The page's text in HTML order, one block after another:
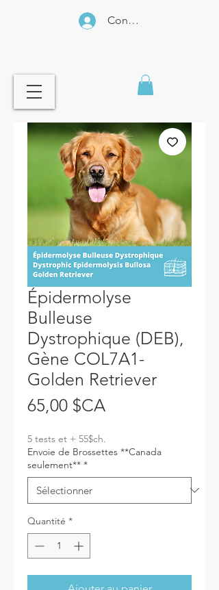
Connexion
Épidermolyse
Bulleuse
Dystrophique (DEB),
Gène COL7A1-
Golden Retriever
65,00 $CA
5 tests et + 55$ch.
Envoie de Brossettes **Canada
seulement** *
Quantité *